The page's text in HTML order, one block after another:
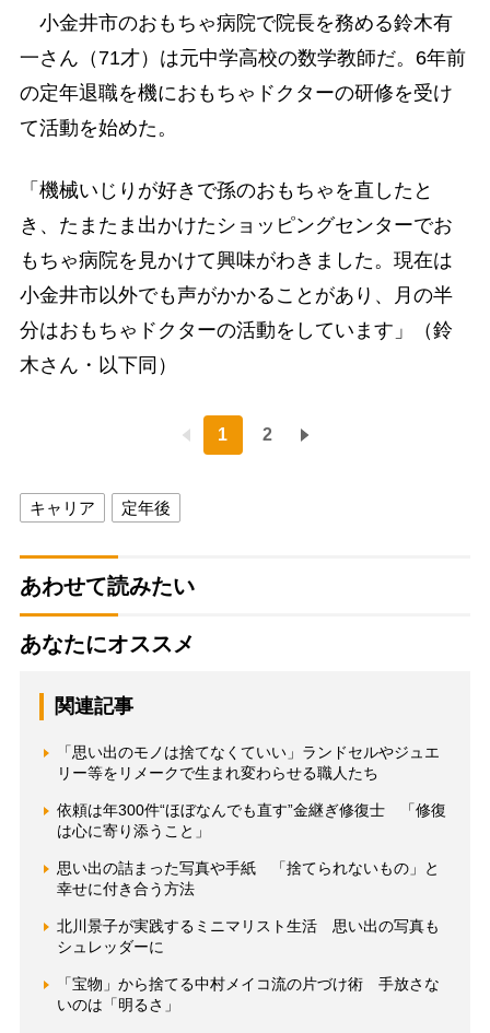
小金井市のおもちゃ病院で院長を務める鈴木有
一さん（71才）は元中学高校の数学教師だ。6年前
の定年退職を機におもちゃドクターの研修を受け
て活動を始めた。
「機械いじりが好きで孫のおもちゃを直したと
き、たまたま出かけたショッピングセンターでお
もちゃ病院を見かけて興味がわきました。現在は
小金井市以外でも声がかかることがあり、月の半
分はおもちゃドクターの活動をしています」（鈴
木さん・以下同）
1 2
キャリア 定年後
あわせて読みたい
あなたにオススメ
関連記事
「思い出のモノは捨てなくていい」ランドセルやジュエ
リー等をリメークで生まれ変わらせる職人たち
依頼は年300件“ほぼなんでも直す”金継ぎ修復士 「修復
は心に寄り添うこと」
思い出の詰まった写真や手紙 「捨てられないもの」と
幸せに付き合う方法
北川景子が実践するミニマリスト生活 思い出の写真も
シュレッダーに
「宝物」から捨てる中村メイコ流の片づけ術 手放さな
いのは「明るさ」